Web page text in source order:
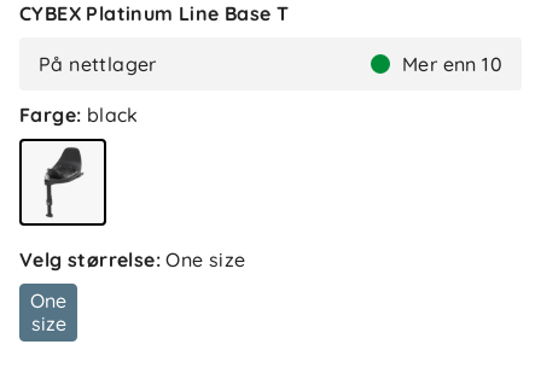
CYBEX Platinum Line Base T
På nettlager Mer enn 10
Farge: black
Velg størrelse:One size
One
size